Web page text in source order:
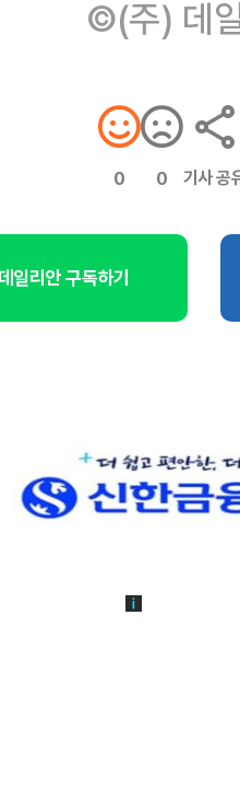
©(주) 데
0 0 기사 공
일리안 구독하기